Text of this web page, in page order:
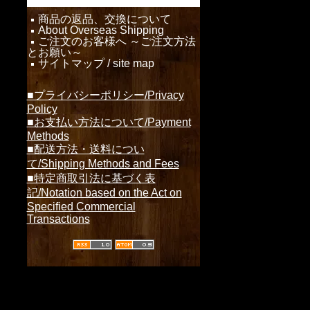
商品の返品、交換について
About Overseas Shipping
ご注文のお客様へ ～ご注文方法
とお願い～
サイトマップ / site map
■プライバシーポリシー/Privacy
Policy
■お支払い方法について/Payment
Methods
■配送方法・送料につい
て/Shipping Methods and Fees
■特定商取引法に基づく表
記/Notation based on the Act on
Specified Commercial
Transactions